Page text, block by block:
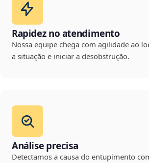
Rapidez no atendimento
Nossa equipe chega com agilidade ao
a situação e iniciar a desobstrução.
Análise precisa
Detectamos a causa do entupimento